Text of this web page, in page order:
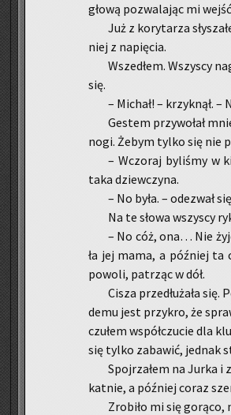
głową po­zwa­la­jąc mi
Już z ko­ry­ta­rza
niej z na­pię­cia.
Wsze­dłem. Wszy­scy
się.
– Mi­chał! – krzyk­nął.
Ge­stem przy­wo­łał
nogi. Żebym tylko się nie
– Wczo­raj by­li­śmy w
taka dziew­czy­na.
– No była. – ode­zwał
Na te słowa wszy­scy
– No cóż, ona… Nie
ła jej mama, a póź­niej ta
po­wo­li, pa­trząc w dół.
Cisza prze­dłu­ża­ła
de­mu jest przy­kro, że
czu­łem współ­czu­cie dla
się tylko za­ba­wić, jed­nak
Spoj­rza­łem na Jurka
kat­nie, a póź­niej coraz
Zro­bi­ło mi się go­rą­co,